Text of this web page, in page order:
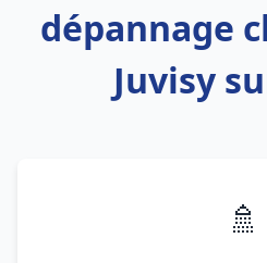
dépannage
Juvisy
🚿